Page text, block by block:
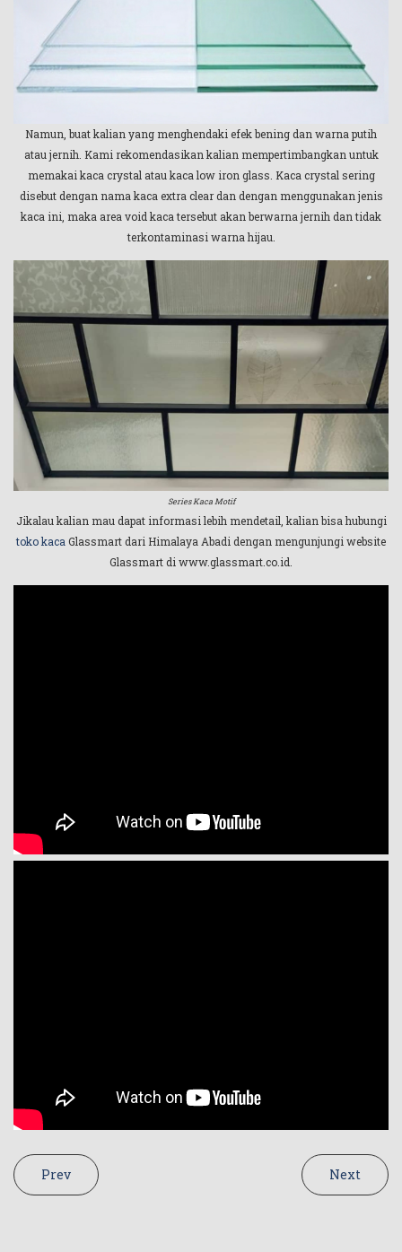
Namun, buat kalian yang menghendaki efek bening dan warna putih
atau jernih. Kami rekomendasikan kalian mempertimbangkan untuk
memakai kaca crystal atau kaca low iron glass. Kaca crystal sering
disebut dengan nama kaca extra clear dan dengan menggunakan jenis
kaca ini, maka area void kaca tersebut akan berwarna jernih dan tidak
terkontaminasi warna hijau.
Series Kaca Motif
Jikalau kalian mau dapat informasi lebih mendetail, kalian bisa hubungi
toko kaca Glassmart dari Himalaya Abadi dengan mengunjungi website
Glassmart di www.glassmart.co.id.
Prev Next